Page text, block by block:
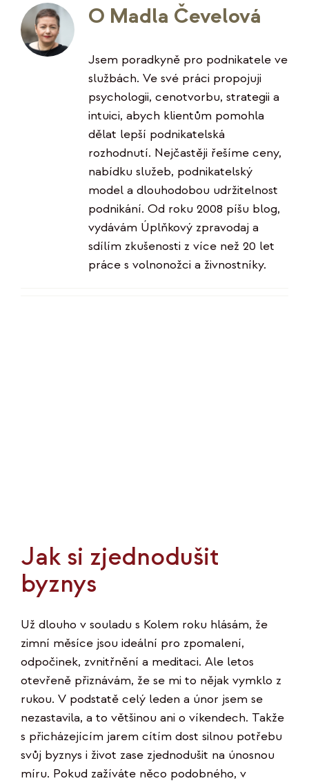
O Madla Čevelová
Jsem poradkyně pro podnikatele ve
službách. Ve své práci propojuji
psychologii, cenotvorbu, strategii a
intuici, abych klientům pomohla
dělat lepší podnikatelská
rozhodnutí. Nejčastěji řešíme ceny,
nabídku služeb, podnikatelský
model a dlouhodobou udržitelnost
podnikání. Od roku 2008 píšu blog,
vydávám Úplňkový zpravodaj a
sdílím zkušenosti z více než 20 let
práce s volnonožci a živnostníky.
Jak si zjednodušit
byznys
Už dlouho v souladu s Kolem roku hlásám, že
zimní měsíce jsou ideální pro zpomalení,
odpočinek, zvnitřnění a meditaci. Ale letos
otevřeně přiznávám, že se mi to nějak vymklo z
rukou. V podstatě celý leden a únor jsem se
nezastavila, a to většinou ani o víkendech. Takže
s přicházejícím jarem cítím dost silnou potřebu
svůj byznys i život zase zjednodušit na únosnou
míru. Pokud zažíváte něco podobného, v